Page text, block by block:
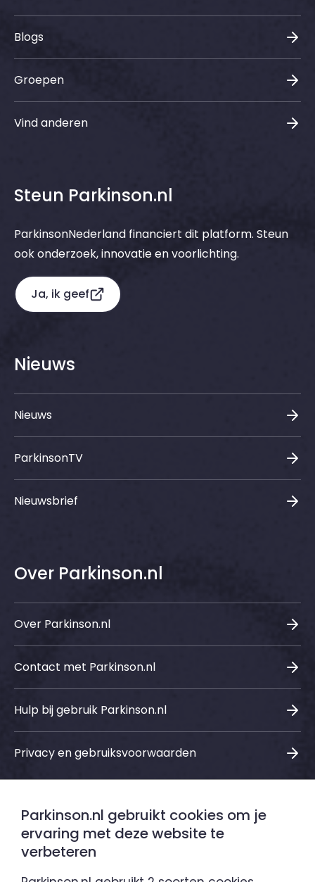
Blogs
Groepen
Vind anderen
Steun Parkinson.nl
ParkinsonNederland financiert dit platform. Steun
ook onderzoek, innovatie en voorlichting.
Ja, ik geef
Nieuws
Nieuws
ParkinsonTV
Nieuwsbrief
Over Parkinson.nl
Over Parkinson.nl
Contact met Parkinson.nl
Hulp bij gebruik Parkinson.nl
Privacy en gebruiksvoorwaarden
Sociale media
Parkinson.nl gebruikt cookies om je
ervaring met deze website te
verbeteren